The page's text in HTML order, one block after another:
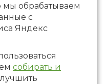
мы обрабатываем
с
Яндекс
собирать и